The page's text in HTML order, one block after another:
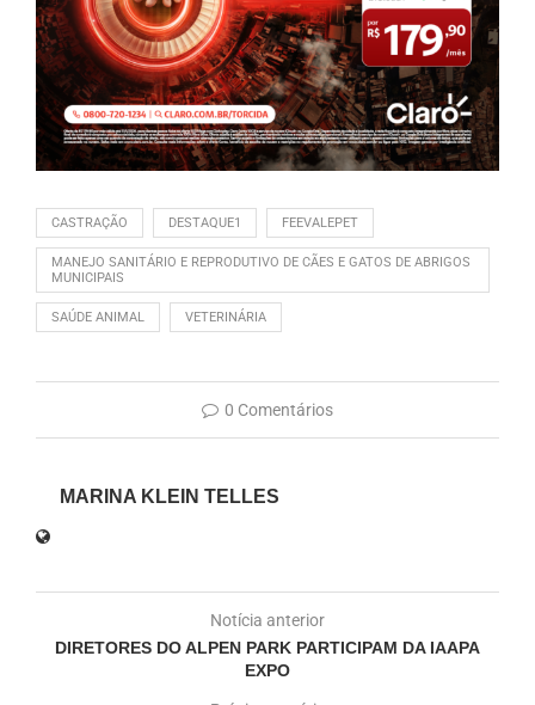
CASTRAÇÃO DESTAQUE1 FEEVALEPET
MANEJO SANITÁRIO E REPRODUTIVO DE CÃES E GATOS DE ABRIGOS
MUNICIPAIS
SAÚDE ANIMAL VETERINÁRIA
0 Comentários
MARINA KLEIN TELLES
Notícia anterior
DIRETORES DO ALPEN PARK PARTICIPAM DA IAAPA
EXPO